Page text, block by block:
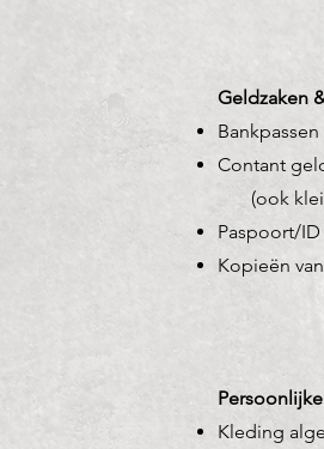
Geldzaken
Contant
(ook
Paspoort/ID
Kopieën
Kleding